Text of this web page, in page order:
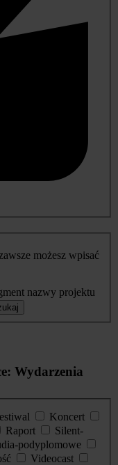
możesz wpisać
nazwy projektu
Wydarzenia
Koncert
Raport
Silent-
podyplomowe
Videocast